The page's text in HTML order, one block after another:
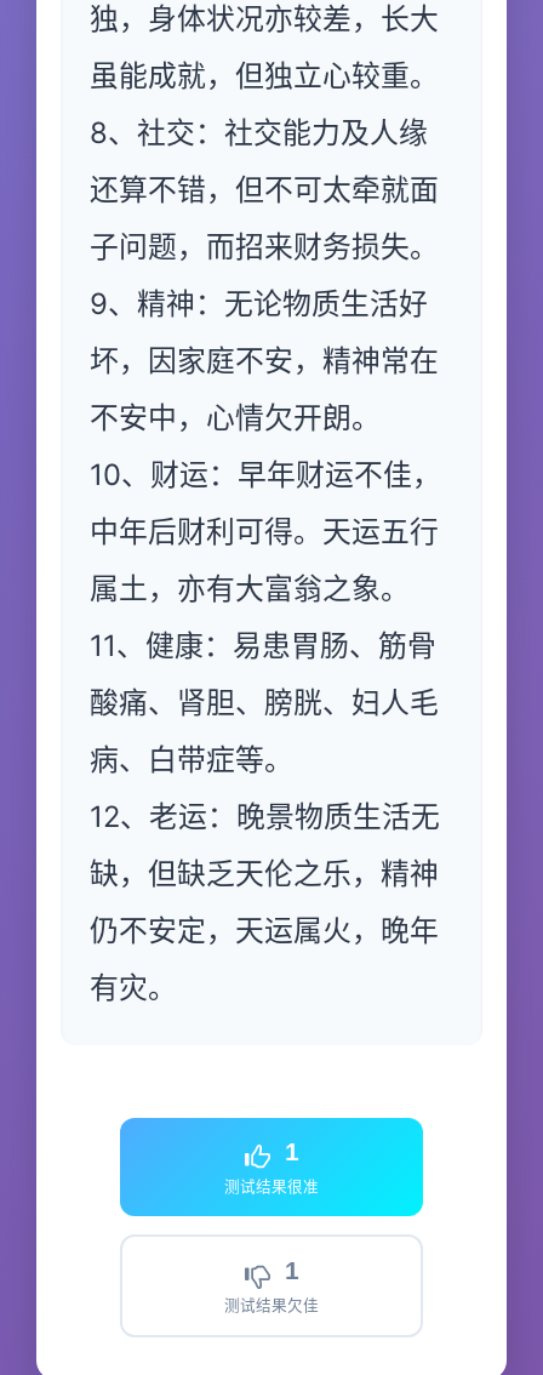
独，身体状况亦较差，长大
虽能成就，但独立心较重。
8、社交：社交能力及人缘
还算不错，但不可太牵就面
子问题，而招来财务损失。
9、精神：无论物质生活好
坏，因家庭不安，精神常在
不安中，心情欠开朗。
10、财运：早年财运不佳，
中年后财利可得。天运五行
属土，亦有大富翁之象。
11、健康：易患胃肠、筋骨
酸痛、肾胆、膀胱、妇人毛
病、白带症等。
12、老运：晚景物质生活无
缺，但缺乏天伦之乐，精神
仍不安定，天运属火，晚年
有灾。
1
测试结果很准
1
测试结果欠佳